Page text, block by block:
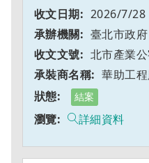
2026/7/28
臺北市政府
北市產業
華助工
結案
詳細資料